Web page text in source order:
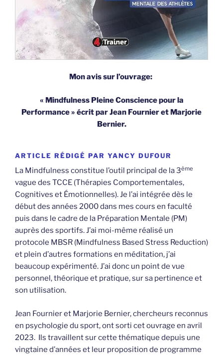
Mon avis sur l’ouvrage:
« Mindfulness Pleine Conscience pour la
Performance » écrit par Jean Fournier et Marjorie
Bernier.
ARTICLE RÉDIGÉ PAR YANCY DUFOUR
La Mindfulness constitue l’outil principal de la 3ème
vague des TCCE (Thérapies Comportementales,
Cognitives et Émotionnelles). Je l’ai intégrée dès le
début des années 2000 dans mes cours en faculté
puis dans le cadre de la Préparation Mentale (PM)
auprès des sportifs. J’ai moi-même réalisé un
protocole MBSR (Mindfulness Based Stress Reduction)
et plein d’autres formations en méditation, j’ai
beaucoup expérimenté. J’ai donc un point de vue
personnel, théorique et pratique, sur sa pertinence et
son utilisation.
Jean Fournier et Marjorie Bernier, chercheurs reconnus
en psychologie du sport, ont sorti cet ouvrage en avril
2023. Ils travaillent sur cette thématique depuis une
vingtaine d’années et leur proposition de programme